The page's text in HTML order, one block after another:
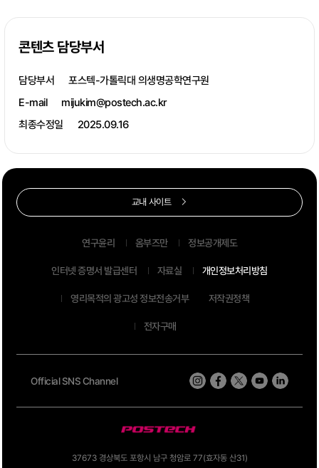
콘텐츠 담당부서
담당부서
포스텍-가톨릭대 의생명공학연구원
E-mail
mijukim@postech.ac.kr
최종수정일
2025.09.16
37673 경상북도 포항시 남구 청암로 77(효자동 산31)
Official SNS Channel
연구윤리 옴부즈만 정보공개제도
인터넷 증명서 발급센터 자료실 개인정보처리방침
영리목적의 광고성 정보전송거부 저작권정책
전자구매
교내 사이트